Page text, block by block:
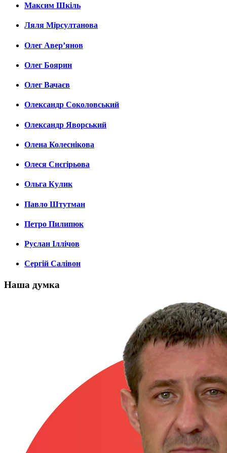
Максим Шкіль
Ляля Мірсултанова
Олег Авер’янов
Олег Боярин
Олег Вачаєв
Олександр Соколовський
Олександр Яворський
Олена Колеснікова
Олеся Снєгірьова
Ольга Кулик
Павло Штутман
Петро Пилипюк
Руслан Іллічов
Сергій Салівон
Наша думка